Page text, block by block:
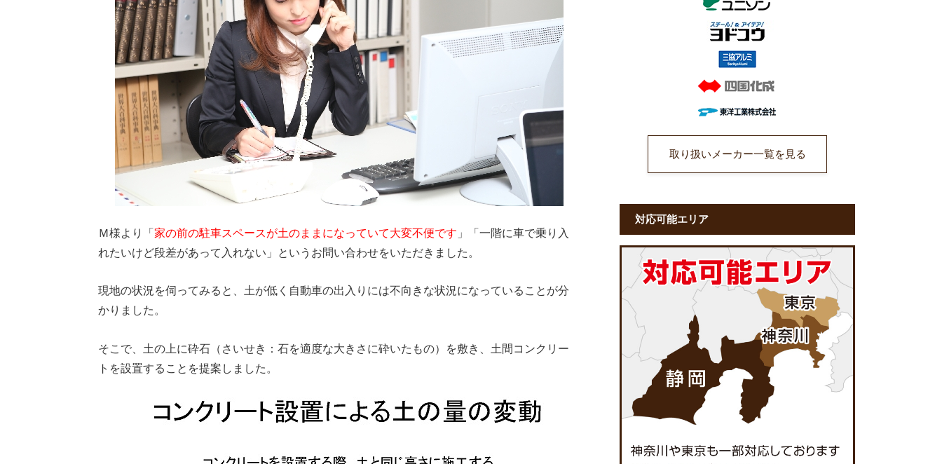
Ｍ様より「家の前の駐車スペースが土のままになっていて大変不便です 」「一階に車で乗り入
れたいけど段差があって入れない」というお問い合わせをいただきました。
現地の状況を伺ってみると、土が低く自動車の出入りには不向きな状況になっていることが分
かりました。
そこで、土の上に砕石（さいせき：石を適度な大きさに砕いたもの）を敷き、土間コンクリー
トを設置することを提案しました。
取り扱いメーカー一覧を見る
対応可能エリア